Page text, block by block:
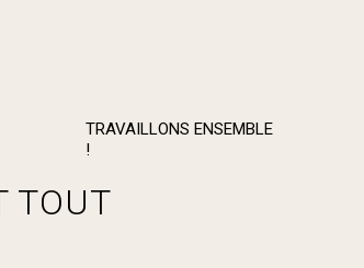
TRAVAILLONS ENSEMBLE
!
TOUT